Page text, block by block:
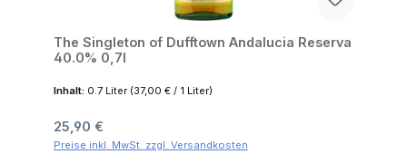
The Singleton of Dufftown Andalucia Reserva
40.0% 0,7l
Inhalt: 0.7 Liter (37,00 € / 1 Liter)
Regulärer Preis:
25,90 €
Preise inkl. MwSt. zzgl. Versandkosten